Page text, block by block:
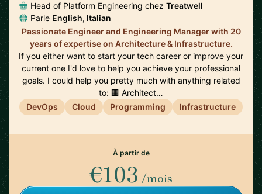
Head of Platform Engineering chez Treatwell
Parle English, Italian
Passionate Engineer and Engineering Manager with 20
years of expertise on Architecture & Infrastructure.
If you either want to start your tech career or improve your
current one I'd love to help you achieve your professional
goals. I could help you pretty much with anything related
to: 🏢 Architect…
DevOps
Cloud Programming Infrastructure
À partir de
€103 /mois